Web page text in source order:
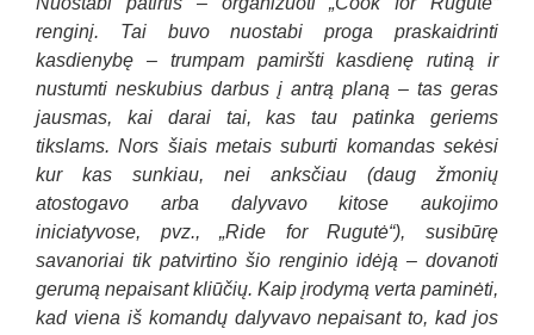
renginį. Tai buvo nuostabi proga praskaidrinti
kasdienybę – trumpam pamiršti kasdienę rutiną ir
nustumti neskubius darbus į antrą planą – tas geras
jausmas, kai darai tai, kas tau patinka geriems
tikslams. Nors šiais metais suburti komandas sekėsi
kur kas sunkiau, nei anksčiau (daug žmonių
atostogavo arba dalyvavo kitose aukojimo
iniciatyvose, pvz., „Ride for Rugutė“), susibūrę
savanoriai tik patvirtino šio renginio idėją – dovanoti
gerumą nepaisant kliūčių. Kaip įrodymą verta paminėti,
kad viena iš komandų dalyvavo nepaisant to, kad jos